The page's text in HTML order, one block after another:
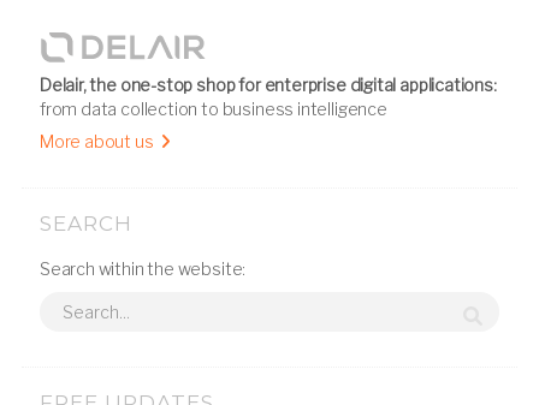
Delair, the one-stop shop for enterprise digital applications:
from data collection to business intelligence
More about us
SEARCH
Search within the website: